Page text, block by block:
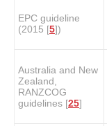
EPC guideline
(2015 [5])
Australia and New
Zealand,
RANZCOG
guidelines [25]